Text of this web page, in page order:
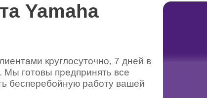
Yamaha
круглосуточно, 7 дней в
готовы предпринять все
бесперебойную работу вашей